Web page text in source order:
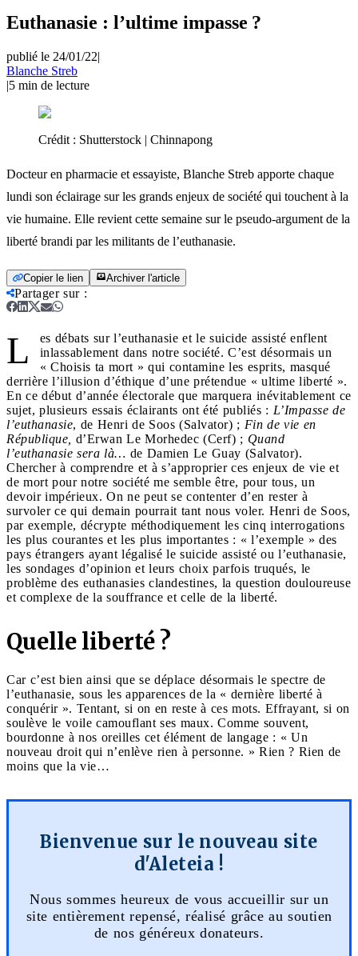
Euthanasie : l’ultime impasse ?
publié le 24/01/22|
Blanche Streb
|5 min de lecture
Crédit : Shutterstock | Chinnapong
Docteur en pharmacie et essayiste, Blanche Streb apporte chaque
lundi son éclairage sur les grands enjeux de société qui touchent à la
vie humaine. Elle revient cette semaine sur le pseudo-argument de la
liberté brandi par les militants de l’euthanasie.
Copier le lien Archiver l'article
Partager sur:
L
es débats sur l’euthanasie et le suicide assisté enflent
inlassablement dans notre société. C’est désormais un
« Choisis ta mort » qui contamine les esprits, masqué
derrière l’illusion d’éthique d’une prétendue « ultime liberté ».
En ce début d’année électorale que marquera inévitablement ce
sujet, plusieurs essais éclairants ont été publiés : L’Impasse de
l’euthanasie, de Henri de Soos (Salvator) ; Fin de vie en
République, d’Erwan Le Morhedec (Cerf) ; Quand
l’euthanasie sera là… de Damien Le Guay (Salvator).
Chercher à comprendre et à s’approprier ces enjeux de vie et
de mort pour notre société me semble être, pour tous, un
devoir impérieux. On ne peut se contenter d’en rester à
survoler ce qui demain pourrait tant nous voler. Henri de Soos,
par exemple, décrypte méthodiquement les cinq interrogations
les plus courantes et les plus importantes : « l’exemple » des
pays étrangers ayant légalisé le suicide assisté ou l’euthanasie,
les sondages d’opinion et leurs choix parfois truqués, le
problème des euthanasies clandestines, la question douloureuse
et complexe de la souffrance et celle de la liberté.
Quelle liberté ?
Car c’est bien ainsi que se déplace désormais le spectre de
l’euthanasie, sous les apparences de la « dernière liberté à
conquérir ». Tentant, si on en reste à ces mots. Effrayant, si on
soulève le voile camouflant ses maux. Comme souvent,
bourdonne à nos oreilles cet élément de langage : « Un
nouveau droit qui n’enlève rien à personne. » Rien ? Rien de
moins que la vie…
Bienvenue sur le nouveau site
d'Aleteia !
Nous sommes heureux de vous accueillir sur un
site entièrement repensé, réalisé grâce au soutien
de nos généreux donateurs.